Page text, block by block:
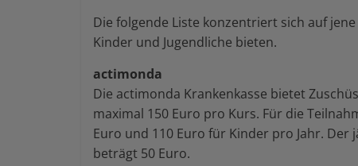
Die folgende Liste konzentriert sich auf
Kinder und Jugendliche bieten.
actimonda
Die actimonda Krankenkasse bietet
maximal 150 Euro pro Kurs. Für die
Euro und 110 Euro für Kinder pro Jahr.
beträgt 50 Euro.